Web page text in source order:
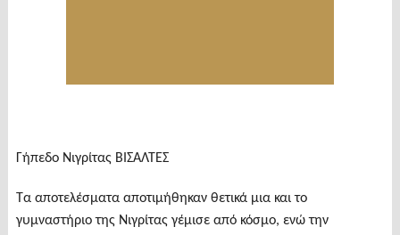
Γήπεδο Νιγρίτας ΒΙΣΑΛΤΕΣ
Τα αποτελέσματα αποτιμήθηκαν θετικά μια και το
γυμναστήριο της Νιγρίτας γέμισε από κόσμο, ενώ την